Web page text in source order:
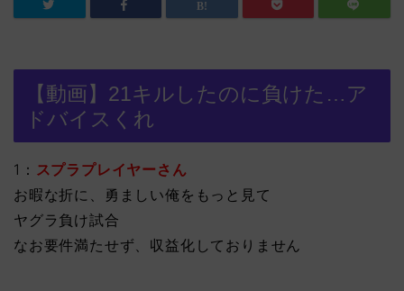
【動画】21キルしたのに負けた…ア
ドバイスくれ
1： スプラプレイヤーさん
お暇な折に、勇ましい俺をもっと見て
ヤグラ負け試合
なお要件満たせず、収益化しておりません